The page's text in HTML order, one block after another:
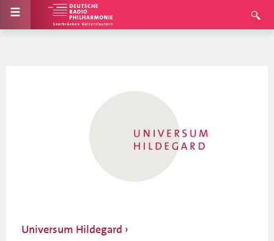
Universum Hildegard